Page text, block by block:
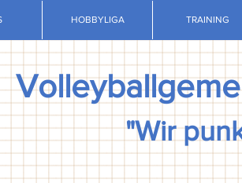
HOBBYLIGA TRAINING
"Wir